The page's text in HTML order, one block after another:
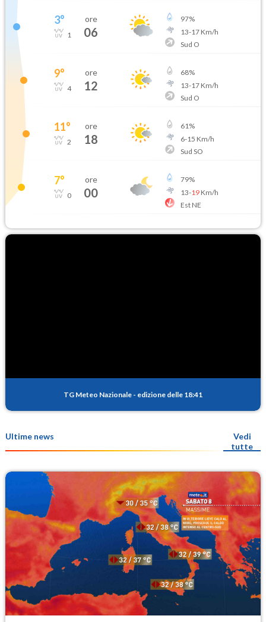
3°
1
ore
06
97%
13-17Km/h
Sud O
9°
4
ore
12
68%
13-17Km/h
Sud O
11°
2
ore
18
61%
6-15 Km/h
Sud SO
7°
0
ore
00
79%
13-19Km/h
Est NE
TG Meteo Nazionale - edizione delle 18:41
Ultime news
Vedi
tutte